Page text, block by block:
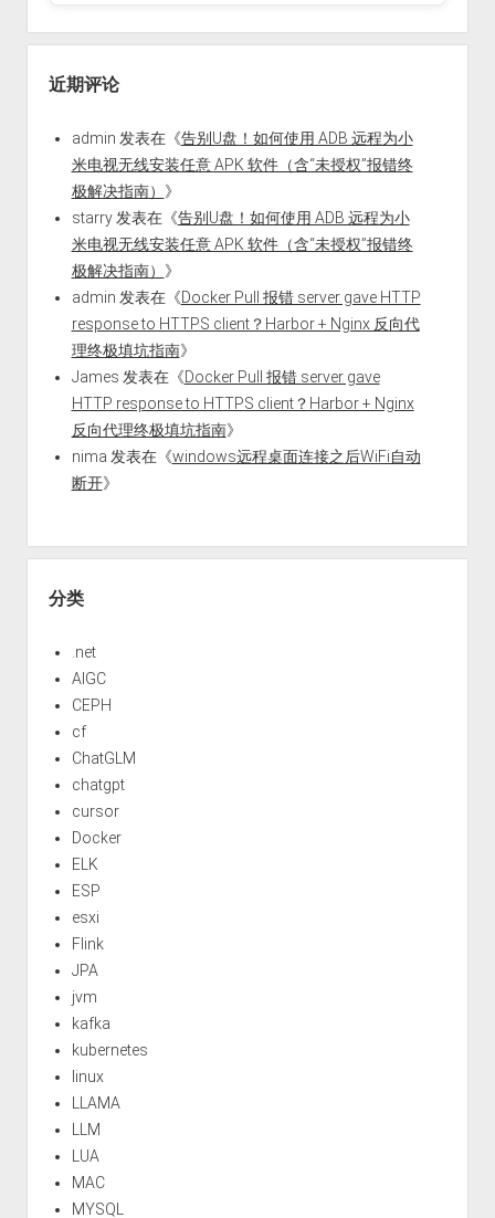
近期评论
admin 发表在《告别U盘！如何使用 ADB 远程为小
米电视无线安装任意 APK 软件（含“未授权”报错终
极解决指南） 》
starry发表在《告别U盘！如何使用 ADB 远程为小
米电视无线安装任意 APK 软件（含“未授权”报错终
极解决指南） 》
admin 发表在《Docker Pull 报错 server gave HTTP
response to HTTPS client？Harbor + Nginx 反向代
理终极填坑指南》
James 发表在《Docker Pull 报错 server gave
HTTP response to HTTPS client？Harbor + Nginx
反向代理终极填坑指南》
nima 发表在《windows远程桌面连接之后WiFi自动
断开》
分类
.net
AIGC
CEPH
cf
ChatGLM
chatgpt
cursor
Docker
ELK
ESP
esxi
Flink
JPA
jvm
kafka
kubernetes
linux
LLAMA
LLM
LUA
MAC
MYSQL